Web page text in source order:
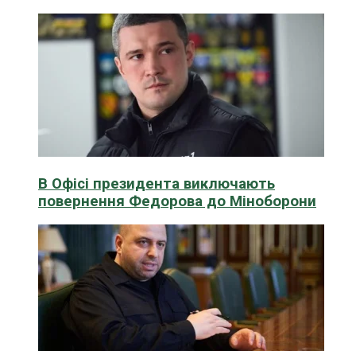
В Офісі президента виключають
повернення Федорова до Міноборони